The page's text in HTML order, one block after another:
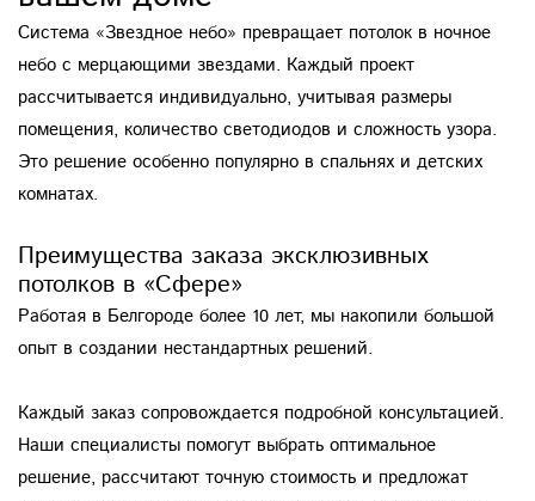
Система «Звездное небо» превращает потолок в ночное
небо с мерцающими звездами. Каждый проект
рассчитывается индивидуально, учитывая размеры
помещения, количество светодиодов и сложность узора.
Это решение особенно популярно в спальнях и детских
комнатах.
Преимущества заказа эксклюзивных
потолков в «Сфере»
Работая в Белгороде более 10 лет, мы накопили большой
опыт в создании нестандартных решений.
Каждый заказ сопровождается подробной консультацией.
Наши специалисты помогут выбрать оптимальное
решение, рассчитают точную стоимость и предложат